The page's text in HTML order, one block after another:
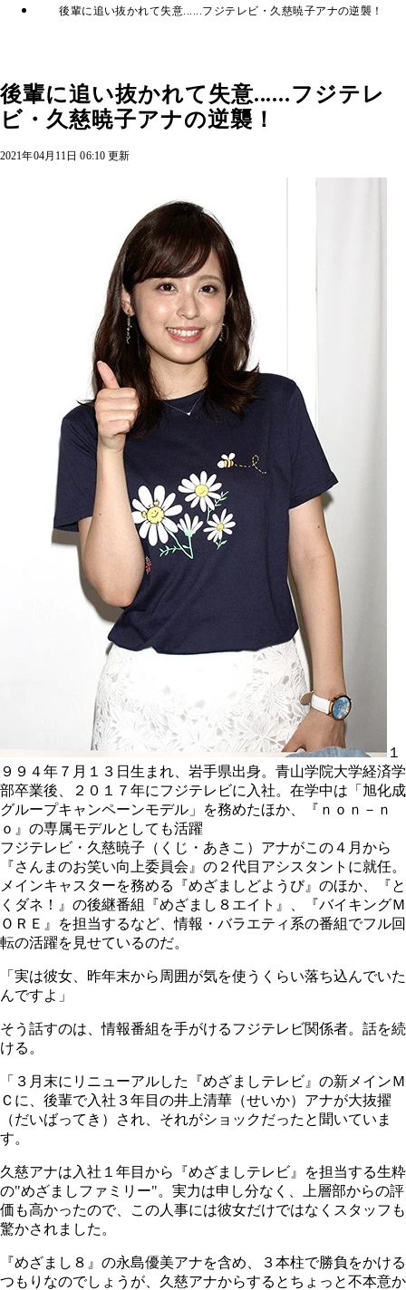
後輩に追い抜かれて失意......フジテレビ・久慈暁子アナの逆襲！
後輩に追い抜かれて失意......フジテレ
ビ・久慈暁子アナの逆襲！
2021年04月11日 06:10 更新
１
９９４年７月１３日生まれ、岩手県出身。青山学院大学経済学
部卒業後、２０１７年にフジテレビに入社。在学中は「旭化成
グループキャンペーンモデル」を務めたほか、『ｎｏｎ－ｎ
ｏ』の専属モデルとしても活躍
フジテレビ・久慈暁子（くじ・あきこ）アナがこの４月から
『さんまのお笑い向上委員会』の２代目アシスタントに就任。
メインキャスターを務める『めざましどようび』のほか、『と
くダネ！』の後継番組『めざまし８エイト』、『バイキングＭ
ＯＲＥ』を担当するなど、情報・バラエティ系の番組でフル回
転の活躍を見せているのだ。
「実は彼女、昨年末から周囲が気を使うくらい落ち込んでいた
んですよ」
そう話すのは、情報番組を手がけるフジテレビ関係者。話を続
ける。
「３月末にリニューアルした『めざましテレビ』の新メインＭ
Ｃに、後輩で入社３年目の井上清華（せいか）アナが大抜擢
（だいばってき）され、それがショックだったと聞いていま
す。
久慈アナは入社１年目から『めざましテレビ』を担当する生粋
の"めざましファミリー"。実力は申し分なく、上層部からの評
価も高かったので、この人事には彼女だけではなくスタッフも
驚かされました。
『めざまし８』の永島優美アナを含め、３本柱で勝負をかける
つもりなのでしょうが、久慈アナからするとちょっと不本意か